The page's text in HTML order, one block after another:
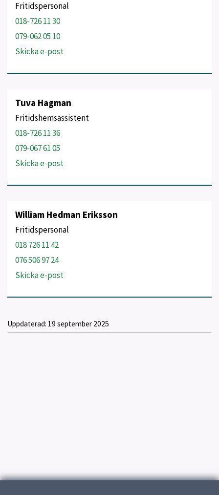
Fritidspersonal
018-726 11 30
079-062 05 10
Skicka e-post
Tuva Hagman
Fritidshemsassistent
018-726 11 36
079-067 61 05
Skicka e-post
William Hedman Eriksson
Fritidspersonal
018 726 11 42
076 506 97 24
Skicka e-post
Uppdaterad: 19 september 2025